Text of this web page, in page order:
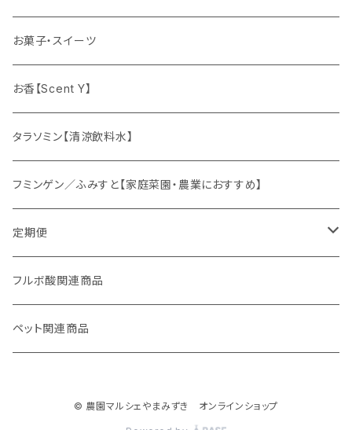
各種パウダー
ドリンクの素
健康茶
オリジナルスパイス
お菓子・スイーツ
お香【Scent Y】
タラソミン【清涼飲料水】
フミンゲン／ふみすと【家庭菜園・農業におすすめ】
定期便
妊活応援セット
フルボ酸関連商品
ペット関連商品
© 農園マルシェやまみずき オンラインショップ